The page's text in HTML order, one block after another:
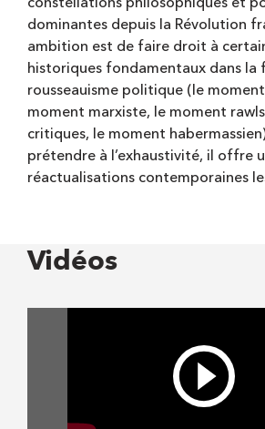
constellations philosophiques et
dominantes depuis la Révolution
ambition est de faire droit à
historiques fondamentaux dans la
rousseauisme politique (le
moment marxiste, le moment
critiques, le moment
prétendre à l’exhaustivité, il offre
réactualisations contemporaines
Vidéos